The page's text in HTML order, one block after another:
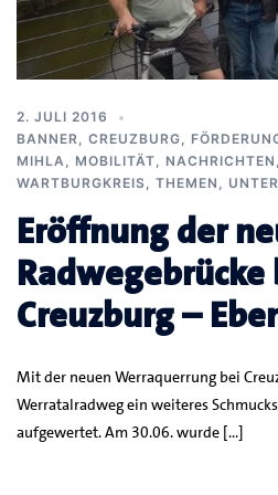
2. JULI 2016
BANNER, CREUZBURG,
MIHLA, MOBILITÄT, NACHRICHTEN ,
WARTBURGKREIS, THEMEN ,
Eröffnung der
Radwegebrücke
Creuzburg –
Mit der neuen Werraquerrung bei
Werratalradweg ein weiteres
aufgewertet. Am 30.06. wurde […]